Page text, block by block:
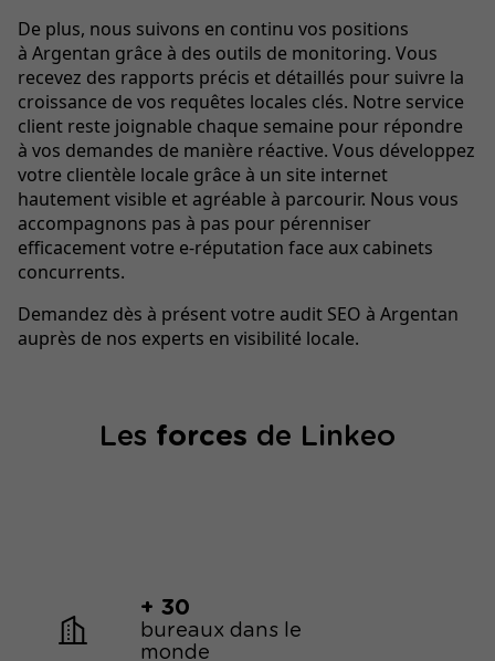
De plus, nous suivons en continu vos positions
à Argentan grâce à des outils de monitoring. Vous
recevez des rapports précis et détaillés pour suivre la
croissance de vos requêtes locales clés. Notre service
client reste joignable chaque semaine pour répondre
à vos demandes de manière réactive. Vous développez
votre clientèle locale grâce à un site internet
hautement visible et agréable à parcourir. Nous vous
accompagnons pas à pas pour pérenniser
efficacement votre e-réputation face aux cabinets
concurrents.
Demandez dès à présent votre audit SEO à Argentan
auprès de nos experts en visibilité locale.
Les forces de Linkeo
+ 30
bureaux dans le
monde